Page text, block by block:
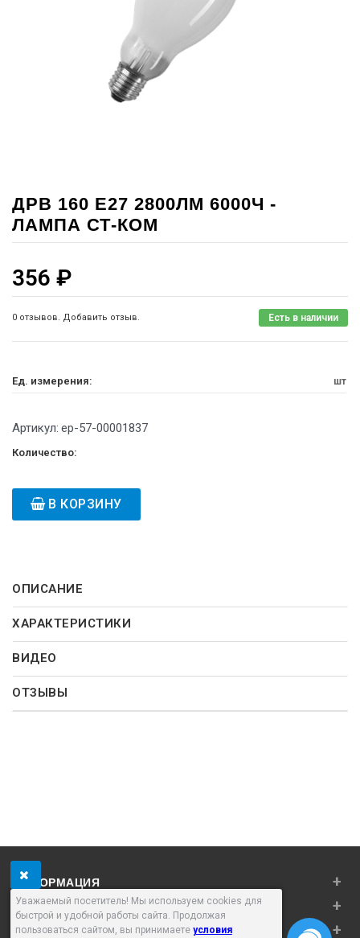
ДРВ 160 Е27 2800ЛМ 6000Ч -
ЛАМПА СТ-КОМ
356 ₽
0 отзывов. Добавить отзыв. Есть в наличии
Ед. измерения: шт
Артикул: ep-57-00001837
Количество:
В КОРЗИНУ
ОПИСАНИЕ
ХАРАКТЕРИСТИКИ
ВИДЕО
ОТЗЫВЫ
ИНФОРМАЦИЯ +
ЛИЧНЫЙ КАБИНЕТ +
ДОПОЛНИТЕЛЬНО +
Уважаемый посетитель! Мы используем cookies для
быстрой и удобной работы сайта. Продолжая
пользоваться сайтом, вы принимаете условия